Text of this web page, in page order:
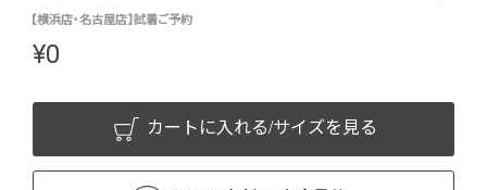
【横浜店・名古屋店】試着ご予約
¥0
カートに入れる/サイズを見る